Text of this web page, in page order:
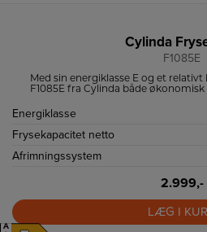
A
Cylinda
F1085E
Med sin energiklasse E og et relativt
F1085E fra Cylinda både
Energiklasse
Frysekapacitet netto
Afrimningssystem
2.999,-
LÆG I